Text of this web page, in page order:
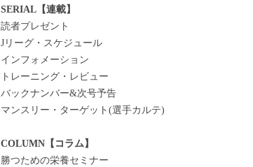
SERIAL【連載】
読者プレゼント
Jリーグ・スケジュール
インフォメーション
トレーニング・レビュー
バックナンバー&次号予告
マンスリー・ターゲット(選手カルテ)
COLUMN【コラム】
勝つための栄養セミナー